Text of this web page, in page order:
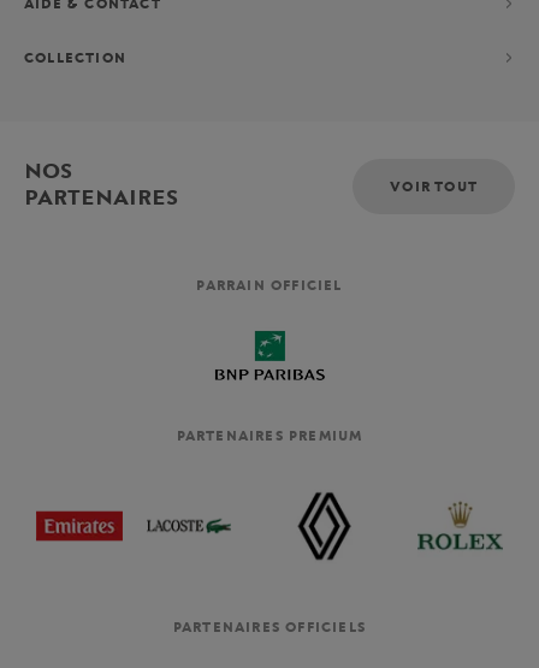
COLLECTION
NOS
PARTENAIRES
VOIR TOUT
PARRAIN OFFICIEL
PARTENAIRES PREMIUM
PARTENAIRES OFFICIELS